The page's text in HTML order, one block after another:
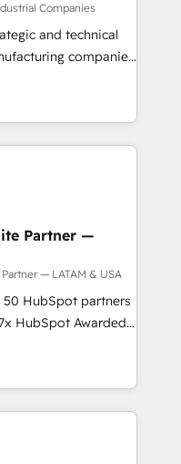
We fix what others
headcount and
in client
results since 2017
unified systems
Companies
and technical
companies
in delivering
by leveraging
fuel success.
Marketing -
CMS Website
transparent,
guidance you
Partner —
— LATAM & USA
HubSpot partners
HubSpot Awarded
across the U.S.,
global expertise with
Brazil’s largest
by companies across
across all